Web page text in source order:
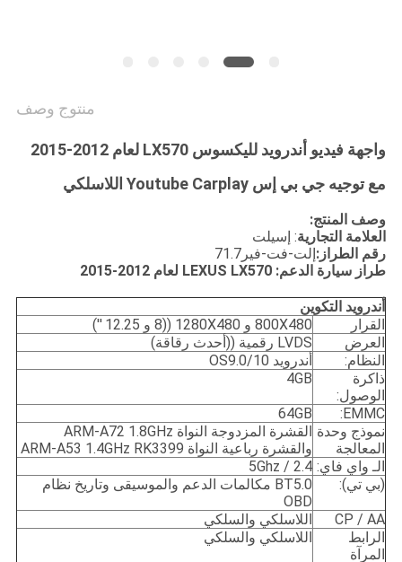
منتوج وصف
واجهة فيديو أندرويد لليكسوس LX570 لعام 2012-2015
مع توجيه جي بي إس Youtube Carplay اللاسلكي
وصف المنتج:
العلامة التجارية: إسيلت
رقم الطراز:إلت-فت-فير71.7
طراز سيارة الدعم: LEXUS LX570 لعام 2012-2015
أندرويد التكوين
القرار
800X480 و 1280X480 ((8 و 12.25 ′′)
العرض
LVDS رقمية ((أحدث رقاقة)
النظام:
أندرويد OS9.0/10
ذاكرة
الوصول:
4GB
EMMC:
64GB
نموذج وحدة
المعالجة
القشرة المزدوجة النواة ARM-A72 1.8GHz
والقشرة رباعية النواة ARM-A53 1.4GHz RK3399
الـ واي فاي: 2.4 / 5Ghz
(بي تي):
BT5.0 مكالمات الدعم والموسيقى وتاريخ نظام
OBD
CP / AA
اللاسلكي والسلكي
الرابط
المرآة
اللاسلكي والسلكي